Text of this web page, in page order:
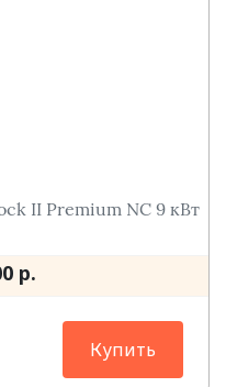
II Premium NC 9 кВт
р.
Купить